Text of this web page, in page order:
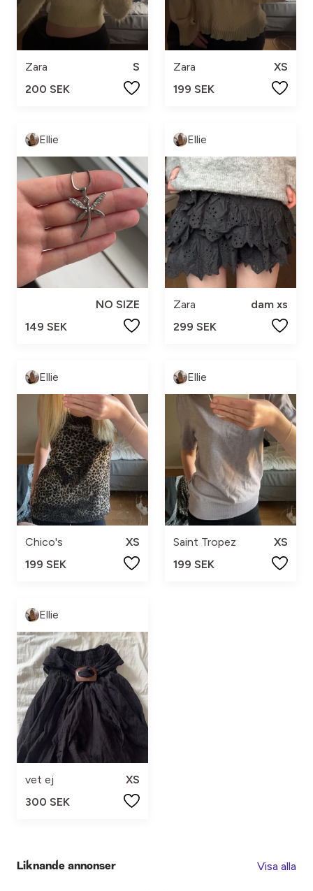
Zara
S
200 SEK
Zara
XS
199 SEK
Ellie
NO SIZE
149 SEK
Ellie
Zara
dam xs
299 SEK
Ellie
Chico's
XS
199 SEK
Ellie
Saint Tropez
XS
199 SEK
Ellie
vet ej
XS
300 SEK
Liknande annonser Visa alla